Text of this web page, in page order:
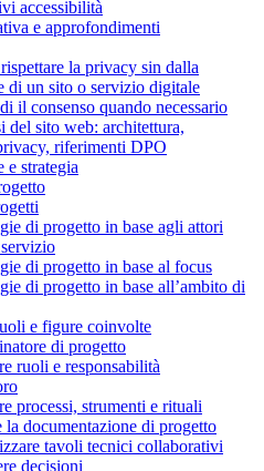
accessibilità
e approfondimenti
la privacy sin dalla
di un sito o servizio digitale
il consenso quando necessario
del sito web: architettura,
riferimenti DPO
e strategia
di progetto in base agli attori
di progetto in base al focus
di progetto in base all’ambito di
e figure coinvolte
di progetto
ruoli e responsabilità
processi, strumenti e rituali
la documentazione di progetto
tavoli tecnici collaborativi
decisioni